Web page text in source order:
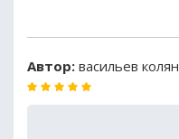
Автор: васильев колян